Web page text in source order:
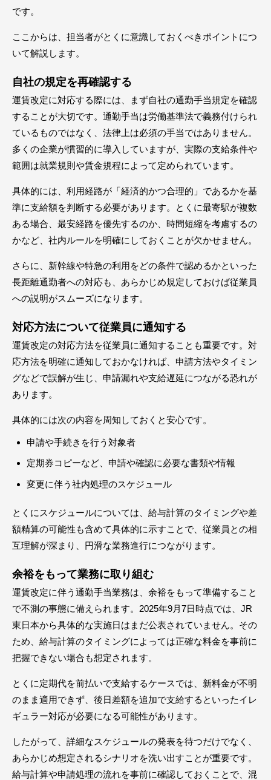
です。
ここからは、担当者がとくに意識しておくべきポイントにつ
いて解説します。
自社の規定を再確認する
運賃改定に対応する際には、まず自社の通勤手当規定を確認
することが大切です。通勤手当は労働基準法で義務付けられ
ているものではなく、法律上は必須の手当ではありません。
多くの企業が慣習的に導入していますが、実際の支給条件や
範囲は就業規則や賃金規程によって定められています。
具体的には、利用経路が「経済的かつ合理的」であるかを基
準に支給額を判断する必要があります。とくに最寄駅が複数
ある場合、最安経路を優先するのか、時間短縮を考慮するの
かなど、社内ルールを明確にしておくことが欠かせません。
さらに、新幹線や特急の利用をどの条件で認めるかといった
長距離通勤者への対応も、あらかじめ規定しておけば従業員
への説明がスムーズになります。
対応方法について従業員に通知する
運賃改定の対応方法を従業員に通知することも重要です。対
応方法を明確に通知しておかなければ、申請方法やタイミン
グなどで誤解が生じ、申請漏れや支給遅延につながる恐れが
あります。
具体的には次の内容を周知しておくと安心です。
申請や手続きを行う対象者
定期券コピーなど、申請や確認に必要な書類や情報
変更に伴う社内処理のスケジュール
とくにスケジュールについては、給与計算のタイミングや差
額精算の可能性も含めて具体的に示すことで、従業員との相
互理解が深まり、円滑な業務進行につながります。
余裕をもって業務に取り組む
運賃改定に伴う通勤手当業務は、余裕をもって準備すること
で不測の事態に備えられます。2025年9月7日時点では、JR
東日本から具体的な実施日はまだ公表されていません。その
ため、給与計算のタイミングによっては正確な料金を事前に
把握できない場合も想定されます。
とくに定期代を前払いで支給するケースでは、新料金が不明
のまま適用できず、後日差額を追加で支給するといったイレ
ギュラー対応が必要になる可能性があります。
したがって、詳細なスケジュールの発表を待つだけでなく、
あらかじめ想定されるシナリオを洗い出すことが重要です。
給与計算や申請処理の流れを事前に確認しておくことで、混